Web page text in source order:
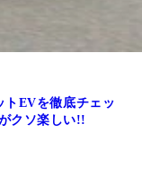
EVを徹底チェッ
クソ楽しい!!